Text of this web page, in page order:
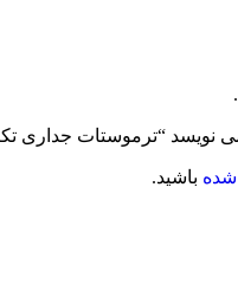
نویسد “ترموستات جداری
شده باشید.